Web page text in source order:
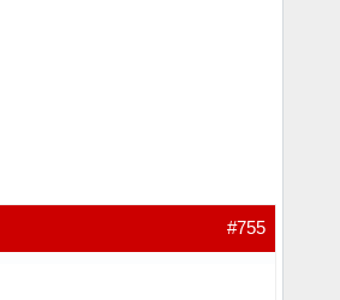
#755